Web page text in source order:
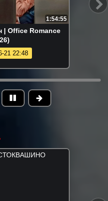
1:54:55
Office Romance
21 22:48